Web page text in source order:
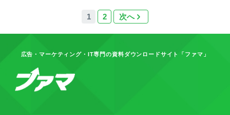
1 2 次へ
広告・マーケティング・IT専門の資料ダウンロードサイト「ファマ」